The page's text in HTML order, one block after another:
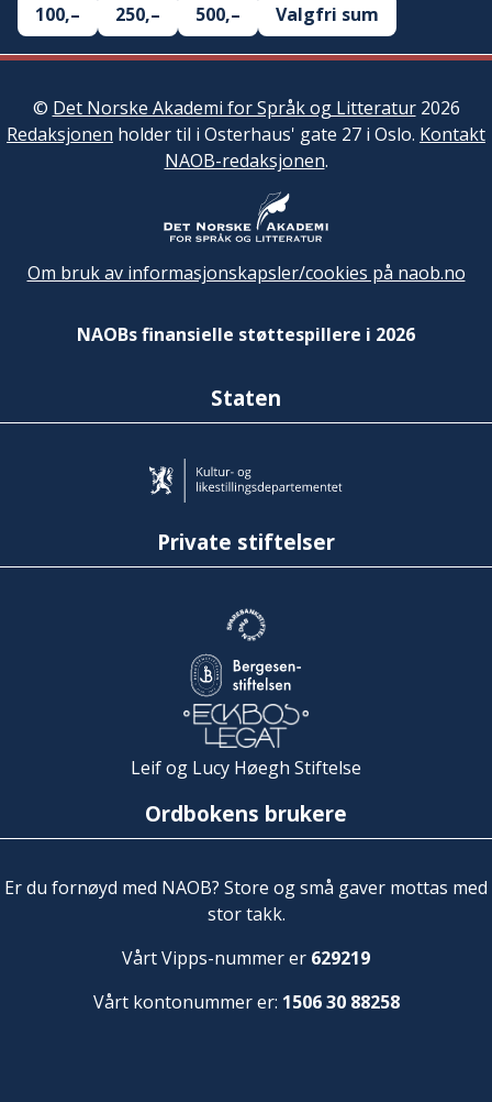
100,–
250,– 500,– Valgfri sum
© Det Norske Akademi for Språk og Litteratur2026
Redaksjonen holder til i Osterhaus' gate 27 i Oslo. Kontakt
NAOB-redaksjonen.
Om bruk av informasjonskapsler/cookies på naob.no
NAOBs finansielle støttespillere i 2026
Staten
Private stiftelser
Leif og Lucy Høegh Stiftelse
Ordbokens brukere
Er du fornøyd med NAOB? Store og små gaver mottas med
stor takk.
Vårt Vipps-nummer er 629219
Vårt kontonummer er: 1506 30 88258